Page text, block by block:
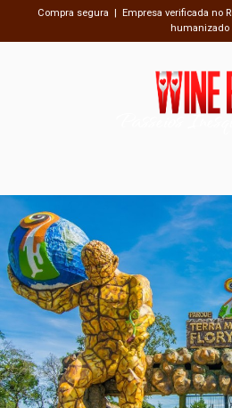
Compra segura | Empresa verificada no
humanizado
Passeios